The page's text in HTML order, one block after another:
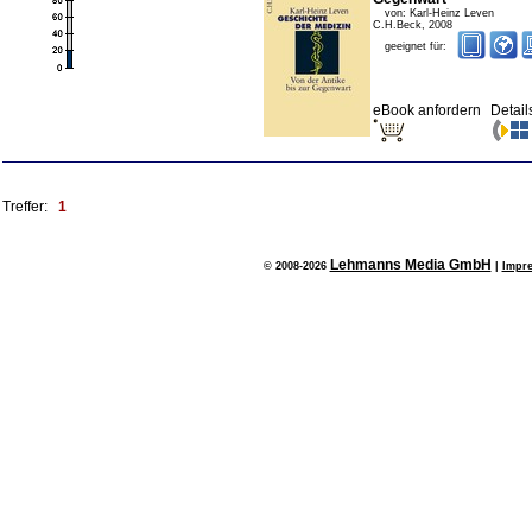
von: Karl-Heinz Leven
C.H.Beck, 2008
geeignet für:
eBook anfordern
Treffer: 1
© 2008-2026 Lehmanns Media GmbH